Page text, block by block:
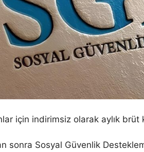
için indirimsiz olarak aylık brüt
sonra Sosyal Güvenlik